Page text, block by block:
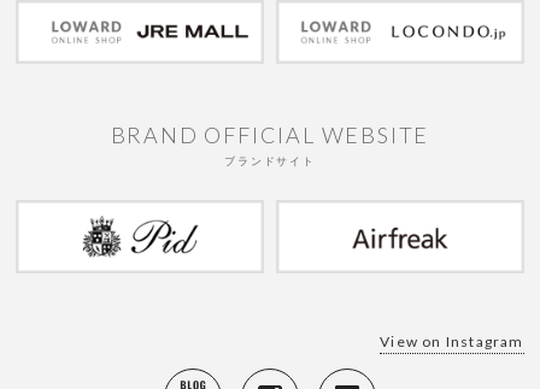
BRAND OFFICIAL WEBSITE
ブランドサイト
View on Instagram